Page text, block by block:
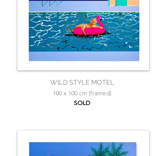
WILD STYLE MOTEL
100 x 100 cm (framed)
SOLD